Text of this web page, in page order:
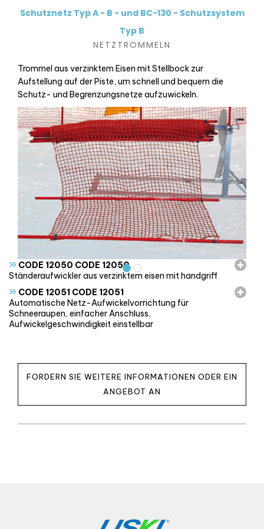
Schutznetz Typ A - B - und BC-130 - Schutzsystem
Typ B
NETZTROMMELN
Trommel aus verzinktem Eisen mit Stellbock zur
Aufstellung auf der Piste, um schnell und bequem die
Schutz- und Begrenzungsnetze aufzuwickeln.
» CODE 12050 CODE 12050
Ständeraufwickler aus verzinktem eisen mit handgriff
» CODE 12051 CODE 12051
Automatische Netz-Aufwickelvorrichtung für
Schneeraupen, einfacher Anschluss,
Aufwickelgeschwindigkeit einstellbar
FORDERN SIE WEITERE INFORMATIONEN ODER EIN
ANGEBOT AN